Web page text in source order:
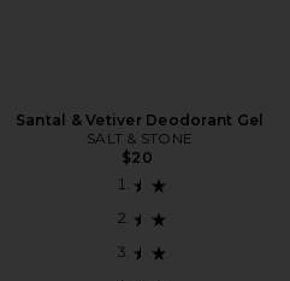
Santal & Vetiver Deodorant Gel
SALT & STONE
$20